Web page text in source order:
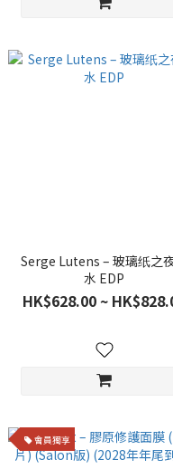
Serge Lutens – 玻璃纸之
水 EDP
HK$628.00 ~
會員獨享